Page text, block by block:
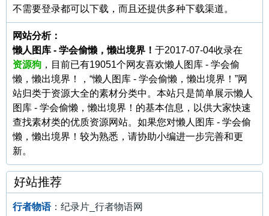
不需要登录都可以下载，而且还提供多种下载渠道。
网站分析：
懒人图库 - 学会偷懒，懒出境界！ 于2017-07-04收录在
资源狗 ，目前已有19051个网友喜欢懒人图库 - 学会偷
懒，懒出境界！，“懒人图库 - 学会偷懒，懒出境界！”网
站归类于资源大全的素材分类中。本站只是简单展示懒人
图库 - 学会偷懒，懒出境界！的基本信息，以供大家快速
查找素材类的优质资源网站。如果您对懒人图库 - 学会偷
懒，懒出境界！较为熟悉，请协助小编进一步完善和更
新。
好站推荐
行者物语：纪录片_行者物语网